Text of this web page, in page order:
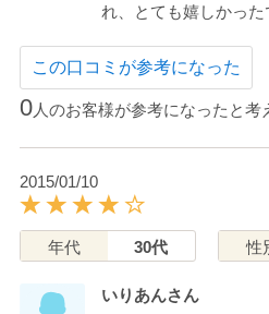
れ、とても嬉しかった
この口コミが参考になった
0人のお客様が参考になったと考
2015/01/10
年代 30代 性
いりあんさん